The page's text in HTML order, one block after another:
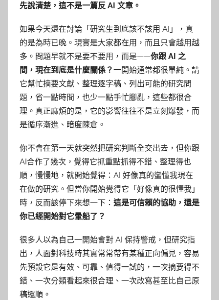
先說清楚，這不是一篇反 AI 文章。
如果今天還在討論「研究生到底該不該用 AI」，真
的是為時已晚。現實是大家都在用，而且只會越用越
多。問題早就不是要不要用，而是——你跟 AI 之
間，現在到底是什麼關係？一開始通常都很單純。請
它幫忙摘要文獻、整理逐字稿、列出可能的研究問
題，省一點時間，也少一點手忙腳亂，這些都很合
理。真正麻煩的是，它的影響往往不是立刻爆發，而
是循序漸進、暗度陳倉。
你不會在第一天就突然把研究判斷全交出去，但你跟
AI合作了幾次，覺得它抓重點抓得不錯、整理得也
順，慢慢地，就開始覺得：AI 好像真的蠻懂我現在
在做的研究。但當你開始覺得它「好像真的很懂我」
時，反而該停下來想一下： 這是可信賴的協助，還是
你已經開始對它暈船了？
很多人以為自己一開始會對 AI 保持警戒，但研究指
出，人面對科技時其實常常帶有某種正向偏見，容易
先預設它是有效、可靠、值得一試的，一次摘要得不
錯、一次分類看起來很合理、一次改寫甚至比自己原
稿還順。